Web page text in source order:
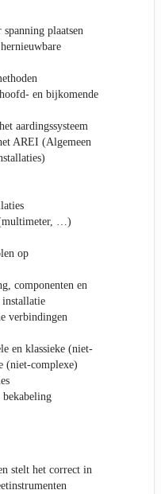
plaatsen
en bijkomende
aardingssysteem
AREI (Algemeen
…)
op
componenten en
installatie
verbindingen
en klassieke (niet-
(niet-complexe)
bekabeling
stelt het correct in